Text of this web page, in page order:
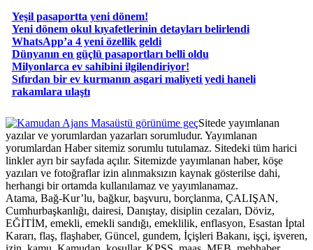
Yeşil pasaportta yeni dönem!
Yeni dönem okul kıyafetlerinin detayları belirlendi
WhatsApp’a 4 yeni özellik geldi
Dünyanın en güçlü pasaportları belli oldu
Milyonlarca ev sahibini ilgilendiriyor!
Sıfırdan bir ev kurmanın asgari maliyeti yedi haneli
rakamlara ulaştı
Masaüstü görünüme geçSitede yayımlanan
yazılar ve yorumlardan yazarları sorumludur. Yayımlanan
yorumlardan Haber sitemiz sorumlu tutulamaz. Sitedeki tüm harici
linkler ayrı bir sayfada açılır. Sitemizde yayımlanan haber, köşe
yazıları ve fotoğraflar izin alınmaksızın kaynak gösterilse dahi,
herhangi bir ortamda kullanılamaz ve yayımlanamaz.
Atama, Bağ-Kur’lu, bağkur, başvuru, borçlanma, ÇALIŞAN,
Cumhurbaşkanlığı, dairesi, Danıştay, disiplin cezaları, Döviz,
EĞİTİM, emekli, emekli sandığı, emeklilik, enflasyon, Esastan İptal
Kararı, flaş, flaşhaber, Güncel, gundem, İçişleri Bakanı, işçi, işveren,